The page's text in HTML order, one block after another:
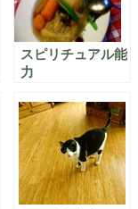
スピリチュアル能
力